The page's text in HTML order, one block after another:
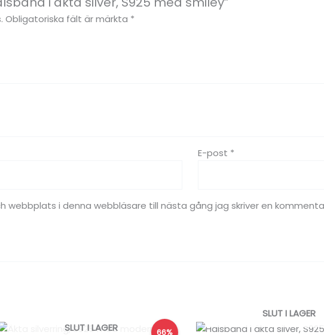
Obligatoriska fält är märkta *
E-post *
webbplats i denna webbläsare till nästa gång jag skriver en
66%
SLUT I LAGER
Det
SLUT I LAGER
Det
Det